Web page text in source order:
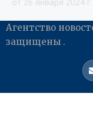
от 26 января 2024 г.
Агентство
защищены .